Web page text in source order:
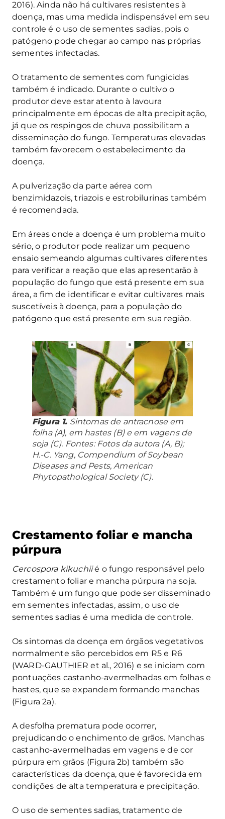
2016). Ainda não há cultivares resistentes à
doença, mas uma medida indispensável em seu
controle é o uso de sementes sadias, pois o
patógeno pode chegar ao campo nas próprias
sementes infectadas.
O tratamento de sementes com fungicidas
também é indicado. Durante o cultivo o
produtor deve estar atento à lavoura
principalmente em épocas de alta precipitação,
já que os respingos de chuva possibilitam a
disseminação do fungo. Temperaturas elevadas
também favorecem o estabelecimento da
doença.
A pulverização da parte aérea com
benzimidazois, triazois e estrobilurinas também
é recomendada.
Em áreas onde a doença é um problema muito
sério, o produtor pode realizar um pequeno
ensaio semeando algumas cultivares diferentes
para verificar a reação que elas apresentarão à
população do fungo que está presente em sua
área, a fim de identificar e evitar cultivares mais
suscetíveis à doença, para a população do
patógeno que está presente em sua região.
Figura 1. Sintomas de antracnose em
folha (A), em hastes (B) e em vagens de
soja (C). Fontes: Fotos da autora (A, B);
H.-C. Yang, Compendium of Soybean
Diseases and Pests, American
Phytopathological Society (C).
Crestamento foliar e mancha
púrpura
Cercospora kikuchiié o fungo responsável pelo
crestamento foliar e mancha púrpura na soja.
Também é um fungo que pode ser disseminado
em sementes infectadas, assim, o uso de
sementes sadias é uma medida de controle.
Os sintomas da doença em órgãos vegetativos
normalmente são percebidos em R5 e R6
(WARD-GAUTHIER et al., 2016) e se iniciam com
pontuações castanho-avermelhadas em folhas e
hastes, que se expandem formando manchas
(Figura 2a).
A desfolha prematura pode ocorrer,
prejudicando o enchimento de grãos. Manchas
castanho-avermelhadas em vagens e de cor
púrpura em grãos (Figura 2b) também são
características da doença, que é favorecida em
condições de alta temperatura e precipitação.
O uso de sementes sadias, tratamento de